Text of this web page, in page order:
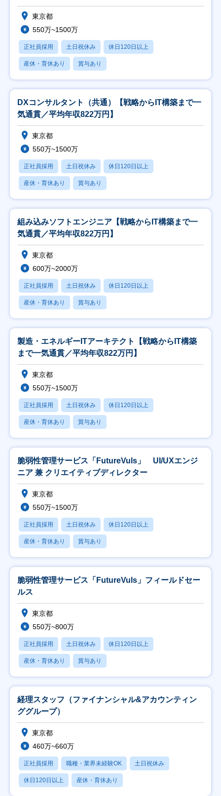
東京都
550万~1500万
正社員採用 土日祝休み 休日120日以上
産休・育休あり 賞与あり
DXコンサルタント（共通）【戦略からIT構築まで一
気通貫／平均年収822万円】
東京都
550万~1500万
正社員採用 土日祝休み 休日120日以上
産休・育休あり 賞与あり
組み込みソフトエンジニア【戦略からIT構築まで一
気通貫／平均年収822万円】
東京都
600万~2000万
正社員採用 土日祝休み 休日120日以上
産休・育休あり 賞与あり
製造・エネルギーITアーキテクト【戦略からIT構築
まで一気通貫／平均年収822万円】
東京都
550万~1500万
正社員採用 土日祝休み 休日120日以上
産休・育休あり 賞与あり
脆弱性管理サービス「FutureVuls」 UI/UXエンジ
ニア 兼 クリエイティブディレクター
東京都
550万~1500万
正社員採用 土日祝休み 休日120日以上
産休・育休あり 賞与あり
脆弱性管理サービス「FutureVuls」フィールドセー
ルス
東京都
550万~800万
正社員採用 土日祝休み 休日120日以上
産休・育休あり 賞与あり
経理スタッフ（ファイナンシャル&アカウンティン
ググループ）
東京都
460万~660万
正社員採用 職種・業界未経験OK 土日祝休み
休日120日以上 産休・育休あり